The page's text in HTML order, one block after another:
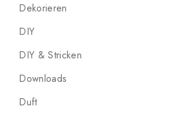
Dekorieren
DIY
DIY & Stricken
Downloads
Duft